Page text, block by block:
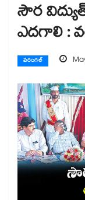
సౌర
ఎదగాలి :
వరంగల్